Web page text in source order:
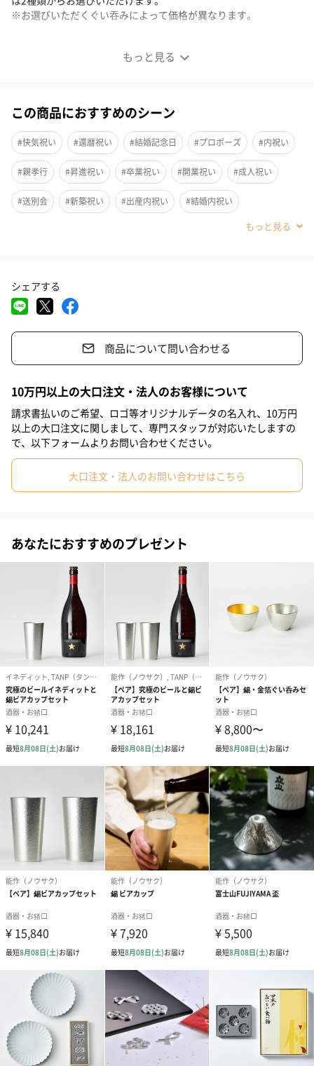
もっと見る
※お選びいただくぐい吞みによって価格が異なります。
まろやかな味わいのお酒を楽しみたい方におすすめしたい錫酒器
セットです。
ぐい吞みはスタンダードと内側に金箔を施した2種類からお選びい
ただけます。
錫は古来より、「錫の器に入れた水は腐らない」、「お酒の雑味
が抜けてまろやかになる」などといわれ、酒器や茶器などに用い
られてきた金属。一旦片口に注ぐことでお酒の雑味が抜け、一層
美味しくお酒を味わっていただけます。
また、シンプルで大きすぎない形状なのでドレッシング入れや食
器としてもおすすめです。一つ一つ職人が手作業で仕上げた錫の
片口。どうぞあなたらしい使い方で錫の魅力をひき出してくださ
い。
ぐい呑み
数あるぐい呑の中でもスタンダード且つ落ち着きのある形状で根
強い人気がある一品です。
フレッシュで清涼感がある、なめらかな日本酒には、口が開いて
いないオーソドックスなぐい呑がぴったり。特にこのぐい呑は、
驚くほど抜群。
他の日本酒とも合わせやすい形状なので、初めて能作の錫酒器を
手に入れるなら、このオールマイティーなぐい呑がおすすめで
す。一つ一つ職人が手作業で仕上げたぐい呑は、やわらかく手に
なじみ、どこか温もりを感じさせます。日々の晩酌が楽しくなり
ますよ。
この商品におすすめのシーン
#快気祝い #還暦祝い #結婚記念日 #プロポーズ #内祝い
#親孝行 #昇進祝い #卒業祝い #開業祝い #成人祝い
#送別会 #新築祝い #出産内祝い #結婚内祝い
#喜寿祝い
#お祝い
#お中元 #誕生日
#入学祝い #就職祝い #引っ越し祝い
#取引先女性 #取引先男性 #義母 #義父 #部下女性
#部下男性 #甥 #姪 #娘 #息子 #姉 #妹 #兄
#祖父 #祖母 #母親 #父親 #妻 #夫 #女性
#40代 #50代 #60代 #70代
シェアする
商品について問い合わせる
10万円以上の大口注文・法人のお客様について
請求書払いのご希望、ロゴ等オリジナルデータの名入れ、10万円
以上の大口注文に関しまして、専門スタッフが対応いたしますの
で、以下フォームよりお問い合わせください。
大口注文・法人のお問い合わせはこちら
あなたにおすすめのプレゼント